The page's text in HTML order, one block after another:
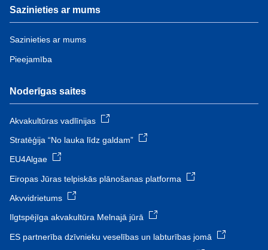
Sazinieties ar mums
Sazinieties ar mums
Pieejamība
Noderīgas saites
Akvakultūras vadlīnijas
Stratēģija “No lauka līdz galdam”
EU4Algae
Eiropas Jūras telpiskās plānošanas platforma
Akvvidrietums
Ilgtspējīga akvakultūra Melnajā jūrā
ES partnerība dzīvnieku veselības un labturības jomā